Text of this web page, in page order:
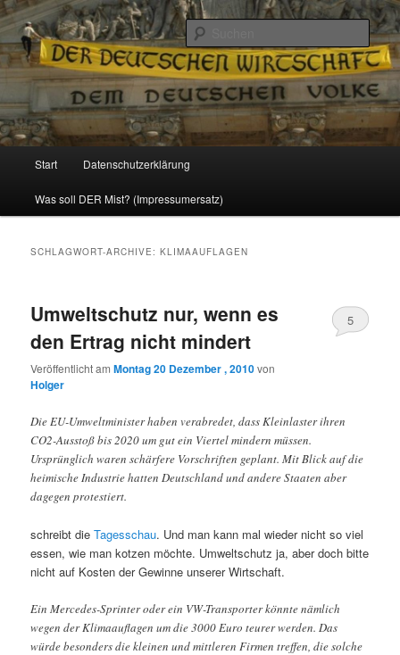
Reizzentrum
Politik, Wirtschaft, Soziales und Gesellschaft
Zum
Inhalt
Zum
sekundären
Start Datenschutzerklärung
Was soll DER Mist? (Impressumersatz)
SCHLAGWORT-ARCHIVE:KLIMAAUFLAGEN
Umweltschutz nur, wenn es
den Ertrag nicht mindert
Veröffentlicht amMontag 20 Dezember , 2010von
Holger
5
Die EU-Umweltminister haben verabredet, dass Kleinlaster ihren
CO2-Ausstoß bis 2020 um gut ein Viertel mindern müssen.
Ursprünglich waren schärfere Vorschriften geplant. Mit Blick auf die
heimische Industrie hatten Deutschland und andere Staaten aber
dagegen protestiert.
schreibt dieTagesschau. Und man kann mal wieder nicht so viel
essen, wie man kotzen möchte. Umweltschutz ja, aber doch bitte
nicht auf Kosten der Gewinne unserer Wirtschaft.
Ein Mercedes-Sprinter oder ein VW-Transporter könnte nämlich
wegen der Klimaauflagen um die 3000 Euro teurer werden. Das
würde besonders die kleinen und mittleren Firmen treffen, die solche